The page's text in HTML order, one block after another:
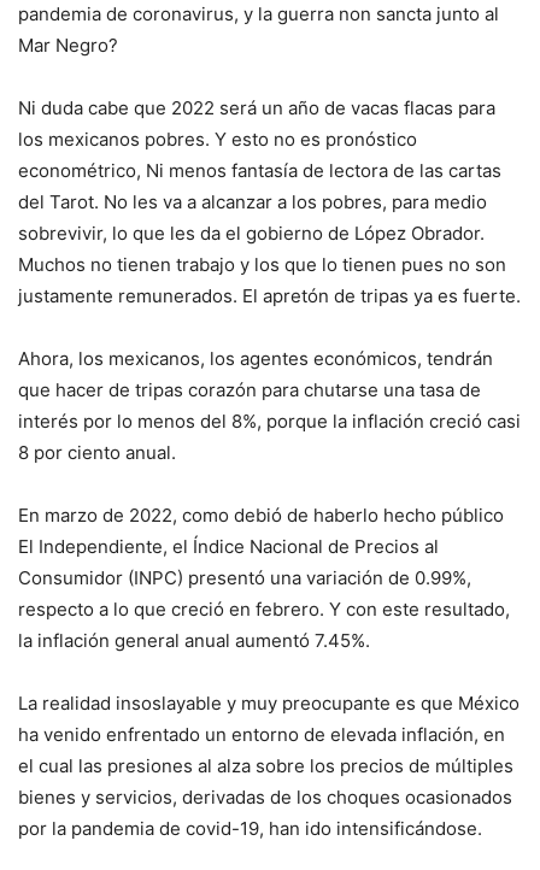
pandemia de coronavirus, y la guerra non sancta junto al
Mar Negro?
Ni duda cabe que 2022 será un año de vacas flacas para
los mexicanos pobres. Y esto no es pronóstico
econométrico, Ni menos fantasía de lectora de las cartas
del Tarot. No les va a alcanzar a los pobres, para medio
sobrevivir, lo que les da el gobierno de López Obrador.
Muchos no tienen trabajo y los que lo tienen pues no son
justamente remunerados. El apretón de tripas ya es fuerte.
Ahora, los mexicanos, los agentes económicos, tendrán
que hacer de tripas corazón para chutarse una tasa de
interés por lo menos del 8%, porque la inflación creció casi
8 por ciento anual.
En marzo de 2022, como debió de haberlo hecho público
El Independiente, el Índice Nacional de Precios al
Consumidor (INPC) presentó una variación de 0.99%,
respecto a lo que creció en febrero. Y con este resultado,
la inflación general anual aumentó 7.45%.
La realidad insoslayable y muy preocupante es que México
ha venido enfrentado un entorno de elevada inflación, en
el cual las presiones al alza sobre los precios de múltiples
bienes y servicios, derivadas de los choques ocasionados
por la pandemia de covid-19, han ido intensificándose.